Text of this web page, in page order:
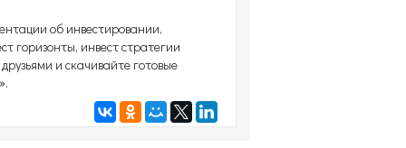
об инвестировании,
горизонты, инвест стратегии
и скачивайте готовые